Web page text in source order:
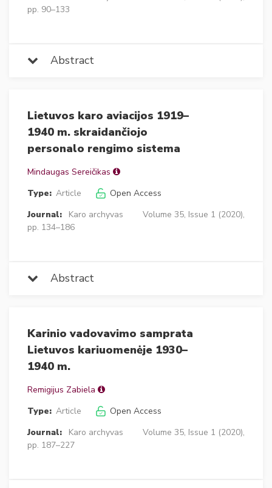
pp. 90–133
Abstract
Lietuvos karo aviacijos 1919–
1940 m. skraidančiojo
personalo rengimo sistema
Mindaugas Sereičikas
Type: Article
Open Access
Journal:
Karo archyvas
Volume 35, Issue 1 (2020),
pp. 134–186
Abstract
Karinio vadovavimo samprata
Lietuvos kariuomenėje 1930–
1940 m.
Remigijus Zabiela
Type: Article
Open Access
Journal:
Karo archyvas
Volume 35, Issue 1 (2020),
pp. 187–227